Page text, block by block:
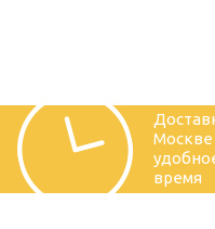
Москве
время